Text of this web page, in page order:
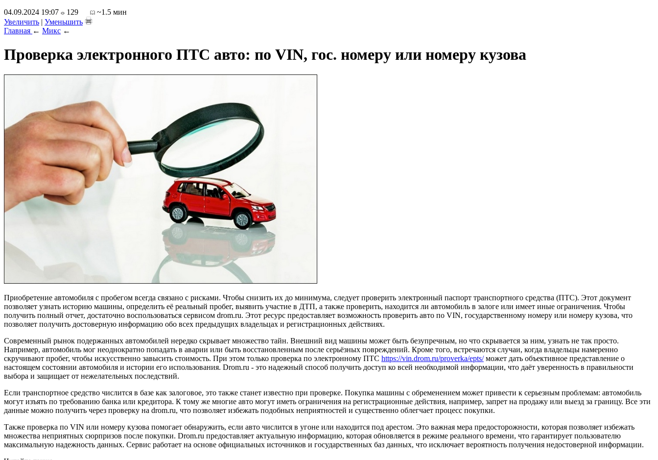
04.09.2024 19:07
129
~1.5 мин
Увеличить | Уменьшить
Главная ← Микс ←
Проверка электронного ПТС авто: по VIN, гос. номеру или номеру кузова
Приобретение автомобиля с пробегом всегда связано с рисками. Чтобы снизить их до минимума, следует проверить электронный паспорт транспортного средства (ПТС). Этот документ
позволяет узнать историю машины, определить её реальный пробег, выявить участие в ДТП, а также проверить, находится ли автомобиль в залоге или имеет иные ограничения. Чтобы
получить полный отчет, достаточно воспользоваться сервисом drom.ru. Этот ресурс предоставляет возможность проверить авто по VIN, государственному номеру или номеру кузова, что
позволяет получить достоверную информацию обо всех предыдущих владельцах и регистрационных действиях.
Современный рынок подержанных автомобилей нередко скрывает множество тайн. Внешний вид машины может быть безупречным, но что скрывается за ним, узнать не так просто.
Например, автомобиль мог неоднократно попадать в аварии или быть восстановленным после серьёзных повреждений. Кроме того, встречаются случаи, когда владельцы намеренно
скручивают пробег, чтобы искусственно завысить стоимость. При этом только проверка по электронному ПТС https://vin.drom.ru/proverka/epts/может дать объективное представление о
настоящем состоянии автомобиля и истории его использования. Drom.ru - это надежный способ получить доступ ко всей необходимой информации, что даёт уверенность в правильности
выбора и защищает от нежелательных последствий.
Если транспортное средство числится в базе как залоговое, это также станет известно при проверке. Покупка машины с обременением может привести к серьезным проблемам: автомобиль
могут изъять по требованию банка или кредитора. К тому же многие авто могут иметь ограничения на регистрационные действия, например, запрет на продажу или выезд за границу. Все эти
данные можно получить через проверку на drom.ru, что позволяет избежать подобных неприятностей и существенно облегчает процесс покупки.
Также проверка по VIN или номеру кузова помогает обнаружить, если авто числится в угоне или находится под арестом. Это важная мера предосторожности, которая позволяет избежать
множества неприятных сюрпризов после покупки. Drom.ru предоставляет актуальную информацию, которая обновляется в режиме реального времени, что гарантирует пользователю
максимальную надежность данных. Сервис работает на основе официальных источников и государственных баз данных, что исключает вероятность получения недостоверной информации.